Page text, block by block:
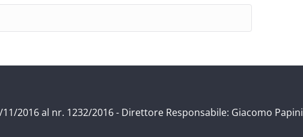
2016 al nr. 1232/2016 - Direttore Responsabile: Giacomo Papini